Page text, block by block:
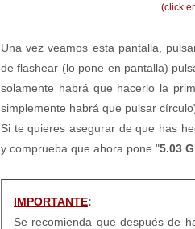
(click
Una vez veamos esta pantalla,
de flashear (lo pone en pantalla)
solamente habrá que hacerlo la
simplemente habrá que pulsar
Si te quieres asegurar de que has
y comprueba que ahora pone "5.03
IMPORTANTE:
Se recomienda que después de